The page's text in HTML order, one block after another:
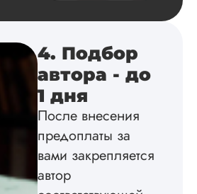
по всем вопросам.
Благодарен.
Инна
Вид работы:
Диссертация
4. Подбор
автора - до
1 дня
После внесения
предоплаты за
вами закрепляется
автор